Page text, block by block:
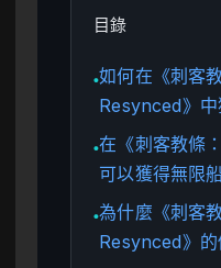
目錄
●如何在《刺客
Resynced》
●在《刺客教條
可以獲得無限
●為什麼《刺客
Resynced》的